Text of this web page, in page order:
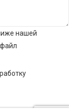
нашей